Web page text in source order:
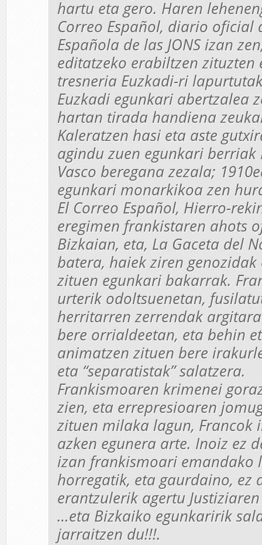
hartu eta gero. Haren
Correo Español, diario oficial
Española de las JONSizan
editatzeko erabiltzen zituzten
tresneria Euzkadi-ri
Euzkadi egunkari abertzalea
hartan tirada handiena
Kaleratzen hasi eta aste
agindu zuen egunkari berriak
Vasco beregana zezala;
egunkari monarkikoa zen
El Correo Español, Hierro-
eregimen frankistaren ahots
Bizkaian, eta, La Gaceta del
batera, haiek ziren
zituen egunkari bakarrak.
urterik odoltsuenetan,
herritarren zerrendak
bere orrialdeetan, eta behin
animatzen zituen bere
eta “separatistak” salatzera.
Frankismoaren krimenei
zien, eta errepresioaren
zituen milaka lagun, Francok
azken egunera arte. Inoiz ez
izan frankismoari emandako
horregatik, eta gaurdaino, ez
erantzulerik agertu
…eta Bizkaiko egunkaririk
jarraitzen du!!!.